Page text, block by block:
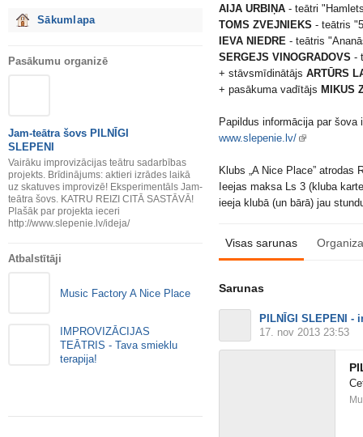
Sākumlapa
Pasākumu organizē
Jam-teātra šovs PILNĪGI
SLEPENI
Vairāku improvizācijas teātru sadarbības
projekts. Brīdinājums: aktieri izrādes laikā
uz skatuves improvizē! Eksperimentāls Jam-
teātra šovs. KATRU REIZI CITĀ SASTĀVĀ!
Plašāk par projekta ieceri
http://www.slepenie.lv/ideja/
Atbalstītāji
Music Factory A Nice Place
IMPROVIZĀCIJAS
TEĀTRIS - Tava smieklu
terapija!
AIJA URBIŅA - teātri
TOMS ZVEJNIEKS - teātris
IEVA NIEDRE - teātris
SERGEJS VINOGRADOVS -
+ stāvsmīdinātājs ARTŪRS
+ pasākuma vadītājs MIKUS
Papildus informācija par šova
www.slepenie.lv/
Klubs „A Nice Place”
Ieejas maksa Ls 3 (kluba
ieeja klubā (un bārā) jau
Visas sarunas
Sarunas
PILNĪGI SLEPENI -
17. nov 2013 23:53